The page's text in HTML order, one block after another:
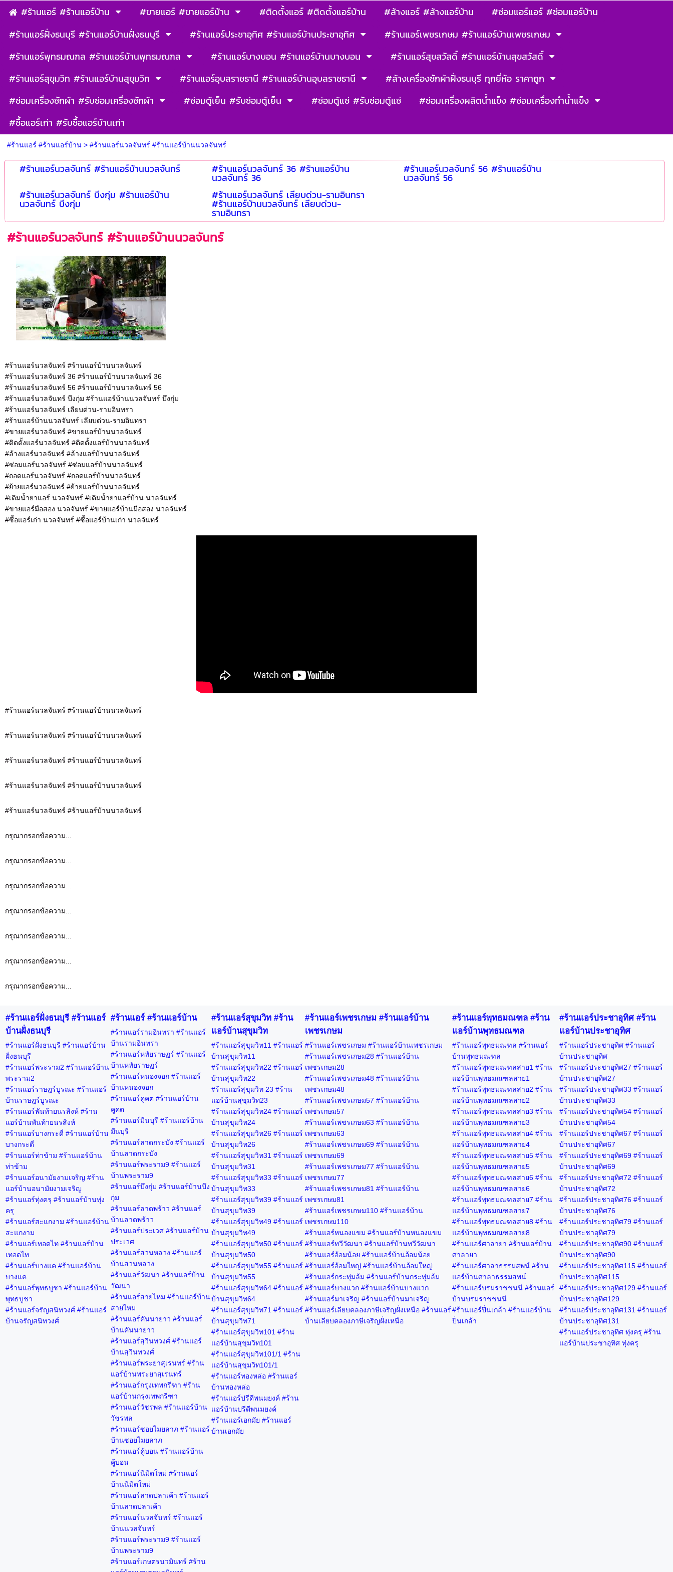
#ร้านแอร์ #ร้านแอร์บ้าน #ขายแอร์ #ขายแอร์บ้าน #ติดตั้งแอร์ #ติดตั้งแอร์บ้าน #ล้างแอร์ #ล้างแอร์บ้าน
#ซ่อมแอร์แอร์ #ซ่อมแอร์บ้าน
#ร้านแอร์ฝั่งธนบุรี #ร้านแอร์บ้านฝั่งธนบุรี
#ร้านแอร์ประชาอุทิศ #ร้านแอร์บ้านประชาอุทิศ
#ร้านแอร์เพชรเกษม #ร้านแอร์บ้านเพชรเกษม
#ร้านแอร์พุทธมณฑล #ร้านแอร์บ้านพุทธมณฑล
#ร้านแอร์บางบอน #ร้านแอร์บ้านบางบอน
#ร้านแอร์สุขสวัสดิ์ #ร้านแอร์บ้านสุขสวัสดิ์
#ร้านแอร์สุขุมวิท #ร้านแอร์บ้านสุขุมวิท
#ร้านแอร์อุบลราชธานี #ร้านแอร์บ้านอุบลราชธานี
#ล้างเครื่องซักผ้าฝั่งธนบุรี ทุกยี่ห้อ ราคาถูก
#ซ่อมเครื่องซักผ้า #รับซ่อมเครื่องซักผ้า
#ซ่อมตู้เย็น #รับซ่อมตู้เย็น #ซ่อมตู้แซ่ #รับซ่อมตู้แซ่
#ซ่อมเครื่องผลิตน้ำแข็ง #ซ่อมเครื่องทำน้ำแข็ง
#ซื้อแอร์เก่า #รับซื้อแอร์บ้านเก่า
#ร้านแอร์ #ร้านแอร์บ้าน> #ร้านแอร์นวลจันทร์ #ร้านแอร์บ้านนวลจันทร์
#ร้านแอร์นวลจันทร์ #ร้านแอร์บ้านนวลจันทร์ #ร้านแอร์นวลจันทร์ 36 #ร้านแอร์บ้าน
นวลจันทร์ 36
#ร้านแอร์นวลจันทร์ 56 #ร้านแอร์บ้าน
นวลจันทร์ 56
#ร้านแอร์นวลจันทร์ บึงกุ่ม #ร้านแอร์บ้าน
นวลจันทร์ บึงกุ่ม
#ร้านแอร์นวลจันทร์ เลียบด่วน-รามอินทรา
#ร้านแอร์บ้านนวลจันทร์ เลียบด่วน-
รามอินทรา
#ร้านแอร์นวลจันทร์ #ร้านแอร์บ้านนวลจันทร์
#ร้านแอร์นวลจันทร์ #ร้านแอร์บ้านนวลจันทร์
#ร้านแอร์นวลจันทร์ 36 #ร้านแอร์บ้านนวลจันทร์ 36
#ร้านแอร์นวลจันทร์ 56 #ร้านแอร์บ้านนวลจันทร์ 56
#ร้านแอร์นวลจันทร์ บึงกุ่ม #ร้านแอร์บ้านนวลจันทร์ บึงกุ่ม
#ร้านแอร์นวลจันทร์ เลียบด่วน-รามอินทรา
#ร้านแอร์บ้านนวลจันทร์ เลียบด่วน-รามอินทรา
#ขายแอร์นวลจันทร์ #ขายแอร์บ้านนวลจันทร์
#ติดตั้งแอร์นวลจันทร์ #ติดตั้งแอร์บ้านนวลจันทร์
#ล้างแอร์นวลจันทร์ #ล้างแอร์บ้านนวลจันทร์
#ซ่อมแอร์นวลจันทร์ #ซ่อมแอร์บ้านนวลจันทร์
#ถอดแอร์นวลจันทร์ #ถอดแอร์บ้านนวลจันทร์
#ย้ายแอร์นวลจันทร์ #ย้ายแอร์บ้านนวลจันทร์
#เติมน้ำยาแอร์ นวลจันทร์ #เติมน้ำยาแอร์บ้าน นวลจันทร์
#ขายแอร์มือสอง นวลจันทร์ #ขายแอร์บ้านมือสอง นวลจันทร์
#ซื้อแอร์เก่า นวลจันทร์ #ซื้อแอร์บ้านเก่า นวลจันทร์
#ร้านแอร์นวลจันทร์ #ร้านแอร์บ้านนวลจันทร์
#ร้านแอร์นวลจันทร์ #ร้านแอร์บ้านนวลจันทร์
#ร้านแอร์นวลจันทร์ #ร้านแอร์บ้านนวลจันทร์
#ร้านแอร์นวลจันทร์ #ร้านแอร์บ้านนวลจันทร์
#ร้านแอร์นวลจันทร์ #ร้านแอร์บ้านนวลจันทร์
กรุณากรอกข้อความ...
กรุณากรอกข้อความ...
กรุณากรอกข้อความ...
กรุณากรอกข้อความ...
กรุณากรอกข้อความ...
กรุณากรอกข้อความ...
กรุณากรอกข้อความ...
#ร้านแอร์ฝั่งธนบุรี #ร้านแอร์
บ้านฝั่งธนบุรี
#ร้านแอร์ฝั่งธนบุรี #ร้านแอร์บ้าน
ฝั่งธนบุรี
#ร้านแอร์พระราม2 #ร้านแอร์บ้าน
พระราม2
#ร้านแอร์ราษฎร์บูรณะ #ร้านแอร์
บ้านราษฎร์บูรณะ
#ร้านแอร์พันท้ายนรสิงห์ #ร้าน
แอร์บ้านพันท้ายนรสิงห์
#ร้านแอร์บางกระดี่ #ร้านแอร์บ้าน
บางกระดี่
#ร้านแอร์ท่าข้าม #ร้านแอร์บ้าน
ท่าข้าม
#ร้านแอร์อนามัยงามเจริญ #ร้าน
แอร์บ้านอนามัยงามเจริญ
#ร้านแอร์ทุ่งครุ #ร้านแอร์บ้านทุ่ง
ครุ
#ร้านแอร์สะแกงาม #ร้านแอร์บ้าน
สะแกงาม
#ร้านแอร์เทอดไท #ร้านแอร์บ้าน
เทอดไท
#ร้านแอร์บางแค #ร้านแอร์บ้าน
บางแค
#ร้านแอร์พุทธบูชา #ร้านแอร์บ้าน
พุทธบูชา
#ร้านแอร์จรัญสนิทวงศ์ #ร้านแอร์
บ้านจรัญสนิทวงศ์
#ร้านแอร์ #ร้านแอร์บ้าน
#ร้านแอร์รามอินทรา #ร้านแอร์
บ้านรามอินทรา
#ร้านแอร์หทัยราษฏร์ #ร้านแอร์
บ้านหทัยราษฏร์
#ร้านแอร์หนองจอก #ร้านแอร์
บ้านหนองจอก
#ร้านแอร์คูคต #ร้านแอร์บ้าน
คูคต
#ร้านแอร์มีนบุรี #ร้านแอร์บ้าน
มีนบุรี
#ร้านแอร์ลาดกระบัง #ร้านแอร์
บ้านลาดกระบัง
#ร้านแอร์พระราม9 #ร้านแอร์
บ้านพระราม9
#ร้านแอร์บึงกุ่ม #ร้านแอร์บ้านบึง
กุ่ม
#ร้านแอร์ลาดพร้าว #ร้านแอร์
บ้านลาดพร้าว
#ร้านแอร์ประเวศ #ร้านแอร์บ้าน
ประเวศ
#ร้านแอร์สวนหลวง #ร้านแอร์
บ้านสวนหลวง
#ร้านแอร์วัฒนา #ร้านแอร์บ้าน
วัฒนา
#ร้านแอร์สายไหม #ร้านแอร์บ้าน
สายไหม
#ร้านแอร์คันนายาว #ร้านแอร์
บ้านคันนายาว
#ร้านแอร์สุวินทวงศ์ #ร้านแอร์
บ้านสุวินทวงศ์
#ร้านแอร์พระยาสุเรนทร์ #ร้าน
แอร์บ้านพระยาสุเรนทร์
#ร้านแอร์กรุงเทพกรีฑา #ร้าน
แอร์บ้านกรุงเทพกรีฑา
#ร้านแอร์วัชรพล #ร้านแอร์บ้าน
วัชรพล
#ร้านแอร์ซอยไมยลาภ #ร้านแอร์
บ้านซอยไมยลาภ
#ร้านแอร์คู้บอน #ร้านแอร์บ้าน
คู้บอน
#ร้านแอร์นิมิตใหม่ #ร้านแอร์
บ้านนิมิตใหม่
#ร้านแอร์ลาดปลาเค้า #ร้านแอร์
บ้านลาดปลาเค้า
#ร้านแอร์นวลจันทร์ #ร้านแอร์
บ้านนวลจันทร์
#ร้านแอร์พระราม9 #ร้านแอร์
บ้านพระราม9
#ร้านแอร์เกษตรนวมินทร์ #ร้าน
#ร้านแอร์สุขุมวิท #ร้าน
แอร์บ้านสุขุมวิท
#ร้านแอร์สุขุมวิท11 #ร้านแอร์
บ้านสุขุมวิท11
#ร้านแอร์สุขุมวิท22 #ร้านแอร์
บ้านสุขุมวิท22
#ร้านแอร์สุขุมวิท 23 #ร้าน
แอร์บ้านสุขุมวิท23
#ร้านแอร์สุขุมวิท24 #ร้านแอร์
บ้านสุขุมวิท24
#ร้านแอร์สุขุมวิท26 #ร้านแอร์
บ้านสุขุมวิท26
#ร้านแอร์สุขุมวิท31 #ร้านแอร์
บ้านสุขุมวิท31
#ร้านแอร์สุขุมวิท33 #ร้านแอร์
บ้านสุขุมวิท33
#ร้านแอร์สุขุมวิท39 #ร้านแอร์
บ้านสุขุมวิท39
#ร้านแอร์สุขุมวิท49 #ร้านแอร์
บ้านสุขุมวิท49
#ร้านแอร์สุขุมวิท50 #ร้านแอร์
บ้านสุขุมวิท50
#ร้านแอร์สุขุมวิท55 #ร้านแอร์
บ้านสุขุมวิท55
#ร้านแอร์สุขุมวิท64 #ร้านแอร์
บ้านสุขุมวิท64
#ร้านแอร์สุขุมวิท71 #ร้านแอร์
บ้านสุขุมวิท71
#ร้านแอร์สุขุมวิท101 #ร้าน
แอร์บ้านสุขุมวิท101
#ร้านแอร์สุขุมวิท101/1 #ร้าน
แอร์บ้านสุขุมวิท101/1
#ร้านแอร์ทองหล่อ #ร้านแอร์
บ้านทองหล่อ
#ร้านแอร์ปรีดีพนมยงค์ #ร้าน
แอร์บ้านปรีดีพนมยงค์
#ร้านแอร์เอกมัย #ร้านแอร์
บ้านเอกมัย
#ร้านแอร์เพชรเกษม #ร้านแอร์บ้าน
เพชรเกษม
#ร้านแอร์เพชรเกษม #ร้านแอร์บ้านเพชรเกษม
#ร้านแอร์เพชรเกษม28 #ร้านแอร์บ้าน
เพชรเกษม28
#ร้านแอร์เพชรเกษม48 #ร้านแอร์บ้าน
เพชรเกษม48
#ร้านแอร์เพชรเกษม57 #ร้านแอร์บ้าน
เพชรเกษม57
#ร้านแอร์เพชรเกษม63 #ร้านแอร์บ้าน
เพชรเกษม63
#ร้านแอร์เพชรเกษม69 #ร้านแอร์บ้าน
เพชรเกษม69
#ร้านแอร์เพชรเกษม77 #ร้านแอร์บ้าน
เพชรเกษม77
#ร้านแอร์เพชรเกษม81 #ร้านแอร์บ้าน
เพชรเกษม81
#ร้านแอร์เพชรเกษม110 #ร้านแอร์บ้าน
เพชรเกษม110
#ร้านแอร์หนองแขม #ร้านแอร์บ้านหนองแขม
#ร้านแอร์ทวีวัฒนา #ร้านแอร์บ้านทวีวัฒนา
#ร้านแอร์อ้อมน้อย #ร้านแอร์บ้านอ้อมน้อย
#ร้านแอร์อ้อมใหญ่ #ร้านแอร์บ้านอ้อมใหญ่
#ร้านแอร์กระทุ่มล้ม #ร้านแอร์บ้านกระทุ่มล้ม
#ร้านแอร์บางแวก #ร้านแอร์บ้านบางแวก
#ร้านแอร์มาเจริญ #ร้านแอร์บ้านมาเจริญ
#ร้านแอร์เลียบคลองภาษีเจริญฝั่งเหนือ #ร้านแอร์
บ้านเลียบคลองภาษีเจริญฝั่งเหนือ
#ร้านแอร์พุทธมณฑล #ร้าน
แอร์บ้านพุทธมณฑล
#ร้านแอร์พุทธมณฑล #ร้านแอร์
บ้านพุทธมณฑล
#ร้านแอร์พุทธมณฑลสาย1 #ร้าน
แอร์บ้านพุทธมณฑลสาย1
#ร้านแอร์พุทธมณฑลสาย2 #ร้าน
แอร์บ้านพุทธมณฑลสาย2
#ร้านแอร์พุทธมณฑลสาย3 #ร้าน
แอร์บ้านพุทธมณฑลสาย3
#ร้านแอร์พุทธมณฑลสาย4 #ร้าน
แอร์บ้านพุทธมณฑลสาย4
#ร้านแอร์พุทธมณฑลสาย5 #ร้าน
แอร์บ้านพุทธมณฑลสาย5
#ร้านแอร์พุทธมณฑลสาย6 #ร้าน
แอร์บ้านพุทธมณฑลสาย6
#ร้านแอร์พุทธมณฑลสาย7 #ร้าน
แอร์บ้านพุทธมณฑลสาย7
#ร้านแอร์พุทธมณฑลสาย8 #ร้าน
แอร์บ้านพุทธมณฑลสาย8
#ร้านแอร์ศาลายา #ร้านแอร์บ้าน
ศาลายา
#ร้านแอร์ศาลาธรรมสพน์ #ร้าน
แอร์บ้านศาลาธรรมสพน์
#ร้านแอร์บรมราชชนนี #ร้านแอร์
บ้านบรมราชชนนี
#ร้านแอร์ปิ่นเกล้า #ร้านแอร์บ้าน
ปิ่นเกล้า
#ร้านแอร์ประชาอุทิศ #ร้าน
แอร์บ้านประชาอุทิศ
#ร้านแอร์ประชาอุทิศ #ร้านแอร์
บ้านประชาอุทิศ
#ร้านแอร์ประชาอุทิศ27 #ร้านแอร์
บ้านประชาอุทิศ27
#ร้านแอร์ประชาอุทิศ33 #ร้านแอร์
บ้านประชาอุทิศ33
#ร้านแอร์ประชาอุทิศ54 #ร้านแอร์
บ้านประชาอุทิศ54
#ร้านแอร์ประชาอุทิศ67 #ร้านแอร์
บ้านประชาอุทิศ67
#ร้านแอร์ประชาอุทิศ69 #ร้านแอร์
บ้านประชาอุทิศ69
#ร้านแอร์ประชาอุทิศ72 #ร้านแอร์
บ้านประชาอุทิศ72
#ร้านแอร์ประชาอุทิศ76 #ร้านแอร์
บ้านประชาอุทิศ76
#ร้านแอร์ประชาอุทิศ79 #ร้านแอร์
บ้านประชาอุทิศ79
#ร้านแอร์ประชาอุทิศ90 #ร้านแอร์
บ้านประชาอุทิศ90
#ร้านแอร์ประชาอุทิศ115 #ร้านแอร์
บ้านประชาอุทิศ115
#ร้านแอร์ประชาอุทิศ129 #ร้านแอร์
บ้านประชาอุทิศ129
#ร้านแอร์ประชาอุทิศ131 #ร้านแอร์
บ้านประชาอุทิศ131
#ร้านแอร์ประชาอุทิศ ทุ่งครุ #ร้าน
แอร์บ้านประชาอุทิศ ทุ่งครุ